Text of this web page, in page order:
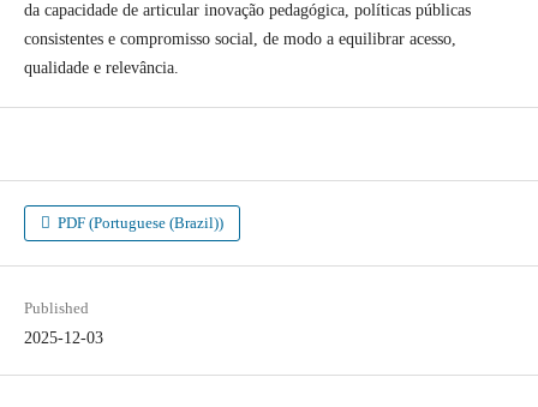
da capacidade de articular inovação pedagógica, políticas públicas
consistentes e compromisso social, de modo a equilibrar acesso,
qualidade e relevância.
PDF (Portuguese (Brazil))
Published
2025-12-03